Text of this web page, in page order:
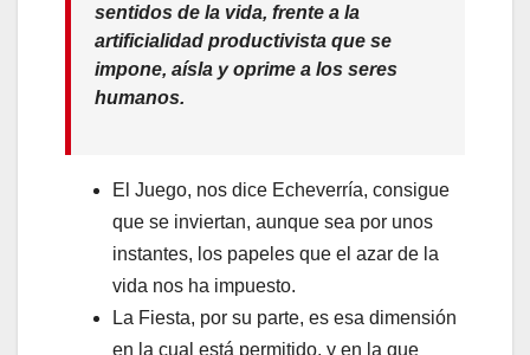
sentidos de la vida, frente a la
artificialidad productivista que se
impone, aísla y oprime a los seres
humanos.
El Juego, nos dice Echeverría, consigue
que se inviertan, aunque sea por unos
instantes, los papeles que el azar de la
vida nos ha impuesto.
La Fiesta, por su parte, es esa dimensión
en la cual está permitido, y en la que